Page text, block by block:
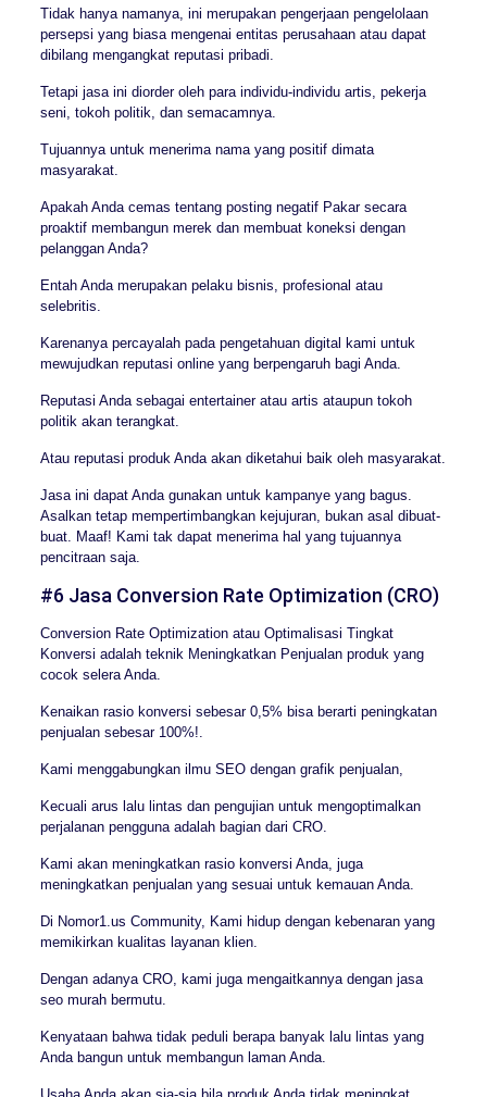
Tidak hanya namanya, ini merupakan pengerjaan pengelolaan
persepsi yang biasa mengenai entitas perusahaan atau dapat
dibilang mengangkat reputasi pribadi.
Tetapi jasa ini diorder oleh para individu-individu artis, pekerja
seni, tokoh politik, dan semacamnya.
Tujuannya untuk menerima nama yang positif dimata
masyarakat.
Apakah Anda cemas tentang posting negatif Pakar secara
proaktif membangun merek dan membuat koneksi dengan
pelanggan Anda?
Entah Anda merupakan pelaku bisnis, profesional atau
selebritis.
Karenanya percayalah pada pengetahuan digital kami untuk
mewujudkan reputasi online yang berpengaruh bagi Anda.
Reputasi Anda sebagai entertainer atau artis ataupun tokoh
politik akan terangkat.
Atau reputasi produk Anda akan diketahui baik oleh masyarakat.
Jasa ini dapat Anda gunakan untuk kampanye yang bagus.
Asalkan tetap mempertimbangkan kejujuran, bukan asal dibuat-
buat. Maaf! Kami tak dapat menerima hal yang tujuannya
pencitraan saja.
#6 Jasa Conversion Rate Optimization (CRO)
Conversion Rate Optimization atau Optimalisasi Tingkat
Konversi adalah teknik Meningkatkan Penjualan produk yang
cocok selera Anda.
Kenaikan rasio konversi sebesar 0,5% bisa berarti peningkatan
penjualan sebesar 100%!.
Kami menggabungkan ilmu SEO dengan grafik penjualan,
Kecuali arus lalu lintas dan pengujian untuk mengoptimalkan
perjalanan pengguna adalah bagian dari CRO.
Kami akan meningkatkan rasio konversi Anda, juga
meningkatkan penjualan yang sesuai untuk kemauan Anda.
Di Nomor1.us Community, Kami hidup dengan kebenaran yang
memikirkan kualitas layanan klien.
Dengan adanya CRO, kami juga mengaitkannya dengan jasa
seo murah bermutu.
Kenyataan bahwa tidak peduli berapa banyak lalu lintas yang
Anda bangun untuk membangun laman Anda.